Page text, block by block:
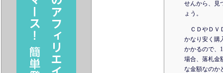
せんから、見
ょう。
ＣＤやＤＶ
かなり安く購
かかるので、
場合、落札金
な金額なのか